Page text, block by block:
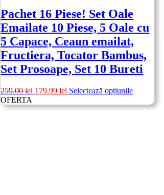
Pachet 16 Piese! Set Oale
Emailate 10 Piese, 5 Oale cu
5 Capace, Ceaun emailat,
Fructiera, Tocator Bambus,
Set Prosoape, Set 10 Bureti
259.00lei Prețul
a
179.99lei Prețul
este:
Selectează opțiunileAcest
produs
are
OFERTA